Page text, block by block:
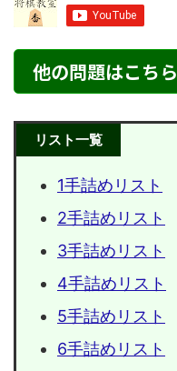
他の問題はこちら
リスト一覧
1手詰めリスト
2手詰めリスト
3手詰めリスト
4手詰めリスト
5手詰めリスト
6手詰めリスト